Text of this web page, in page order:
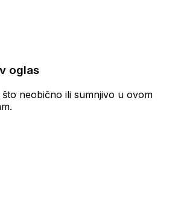
oglas
neobično ili sumnjivo u ovom